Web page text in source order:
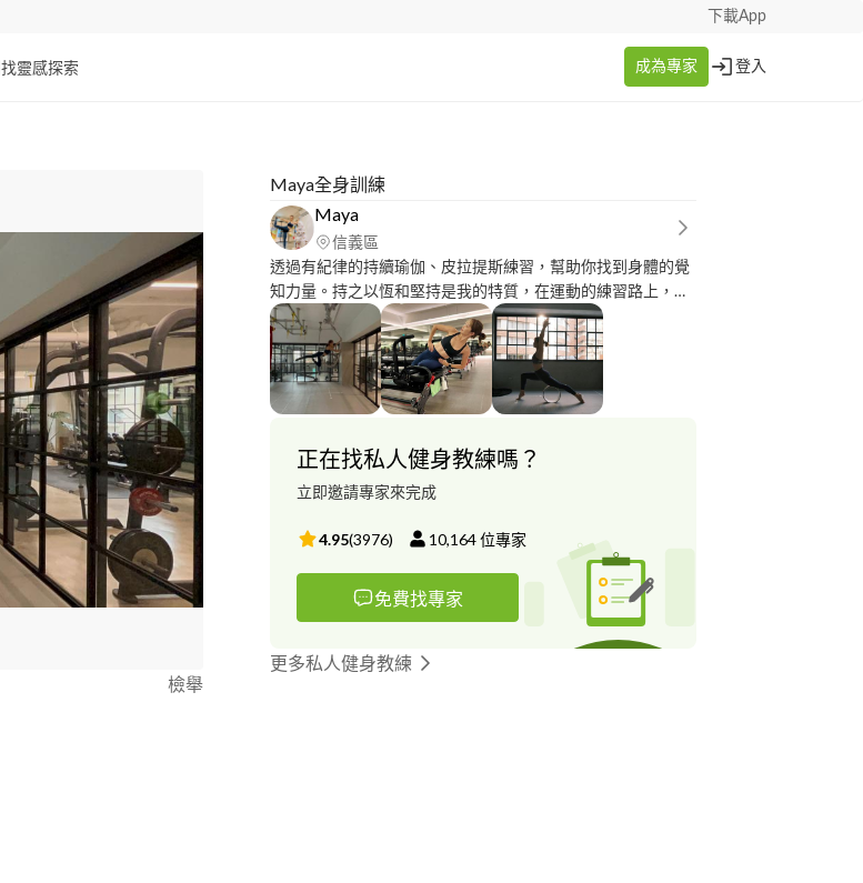
下載App
找靈感探索 成為專家 登入
檢舉
Maya全身訓練
Maya
信義區
透過有紀律的持續瑜伽、皮拉提斯練習，幫助你找到身體的覺
知力量。持之以恆和堅持是我的特質，在運動的練習路上，如
果你缺了點動力、多了點惰性，我將是你最大的推動力。
正在找私人健身教練嗎？
立即邀請專家來完成
4.95(3976) 10,164位專家
免費找專家
更多私人健身教練